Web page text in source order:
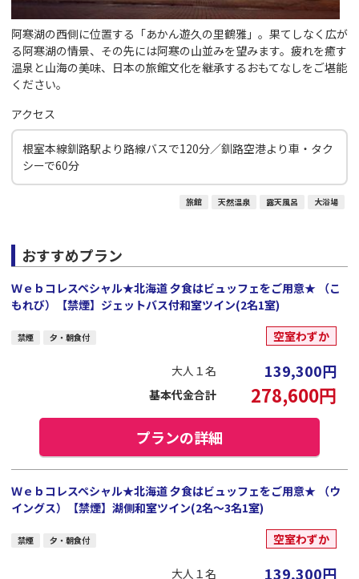
阿寒湖の西側に位置する「あかん遊久の里鶴雅」。果てしなく広が
る阿寒湖の情景、その先には阿寒の山並みを望みます。疲れを癒す
温泉と山海の美味、日本の旅館文化を継承するおもてなしをご堪能
ください。
アクセス
根室本線釧路駅より路線バスで120分／釧路空港より車・タク
シーで60分
旅館 天然温泉 露天風呂 大浴場
おすすめプラン
Ｗｅｂコレスペシャル★北海道 夕食はビュッフェをご用意★ （こ
もれび）【禁煙】ジェットバス付和室ツイン(2名1室)
禁煙 夕・朝食付 空室わずか
大人１名 139,300円
基本代金合計 278,600円
プランの詳細
Ｗｅｂコレスペシャル★北海道 夕食はビュッフェをご用意★ （ウ
イングス）【禁煙】湖側和室ツイン(2名～3名1室)
禁煙 夕・朝食付 空室わずか
大人１名 139,300円